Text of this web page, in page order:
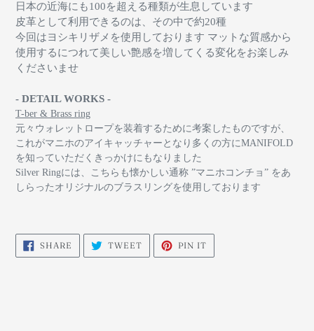
日本の近海にも100を超える種類が生息しています
皮革として利用できるのは、その中で約20種
今回はヨシキリザメを使用しております マットな質感から
使用するにつれて美しい艶感を増してくる変化をお楽しみ
くださいませ
- DETAIL WORKS -
T-ber & Brass ring
元々ウォレットロープを装着するために考案したものですが、
これがマニホのアイキャッチャーとなり多くの方にMANIFOLD
を知っていただくきっかけにもなりました
Silver Ringには、こちらも懐かしい通称 ”マニホコンチョ” をあ
しらったオリジナルのブラスリングを使用しております
SHARE SHARE
FACEBOOK
TWEETTWEET
TWITTER
PIN IT
PINTEREST